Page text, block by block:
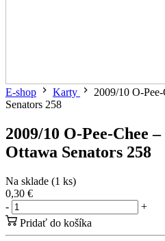
E-shop Karty
2009/10 O-
Senators 258
2009/10 O-Pee-Chee
Ottawa Senators 258
Na sklade (1 ks)
0,30 €
-
+
Pridať do košíka